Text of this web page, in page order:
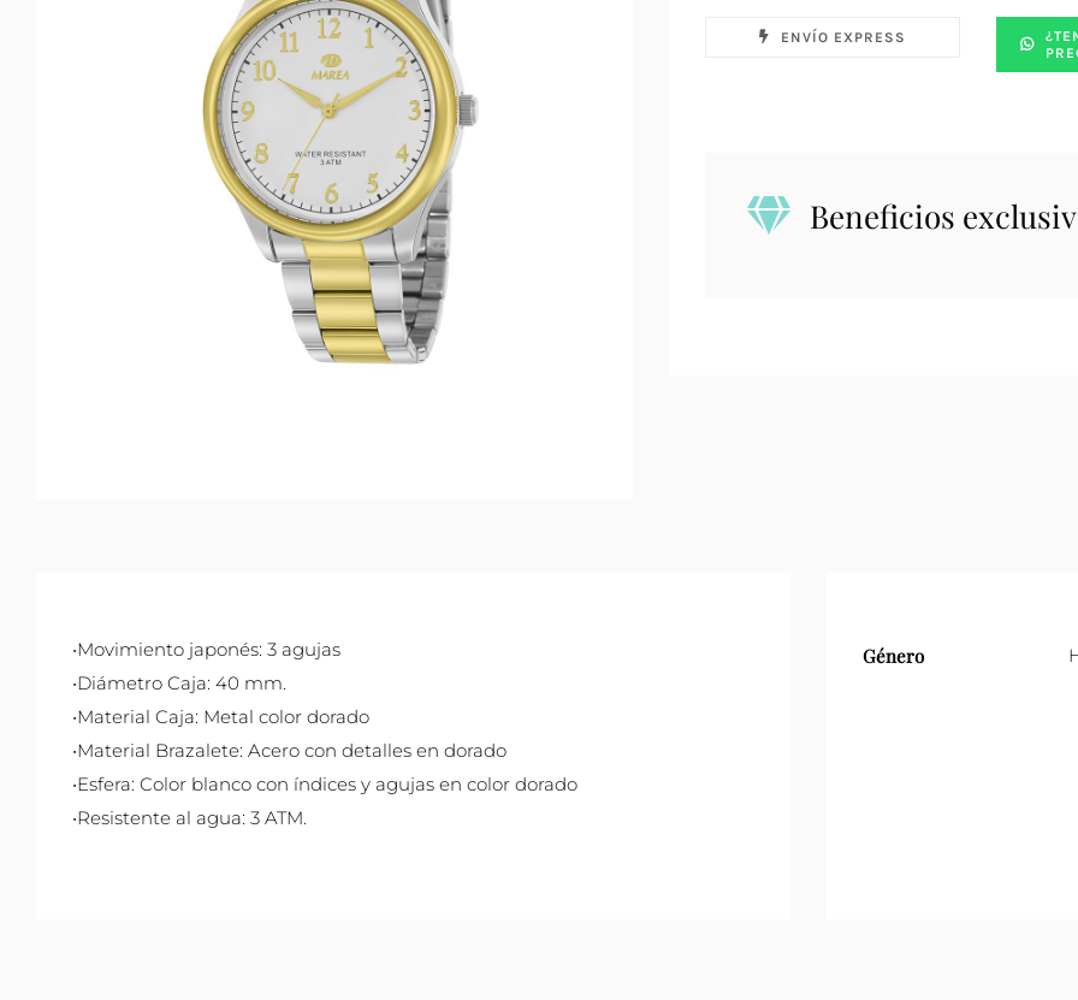
ENVÍO EXPRESS
Beneficios
•Movimiento japonés: 3 agujas
•Diámetro Caja: 40 mm.
•Material Caja: Metal color dorado
•Material Brazalete: Acero con detalles en dorado
•Esfera: Color blanco con índices y agujas en color dorado
•Resistente al agua: 3 ATM.
Género